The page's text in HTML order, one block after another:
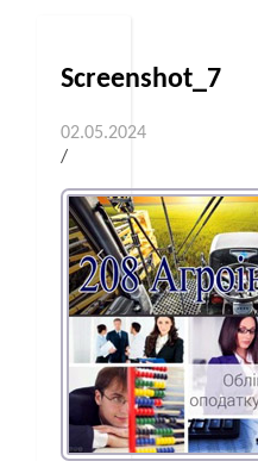
Screenshot_7
02.05.2024
/